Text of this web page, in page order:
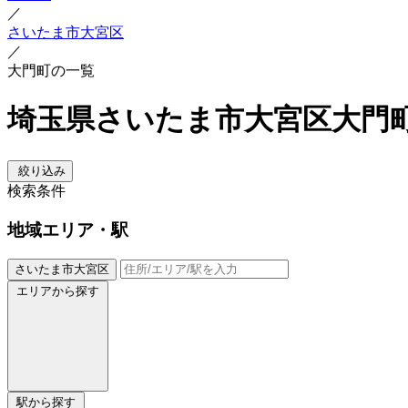
／
さいたま市大宮区
／
大門町の一覧
埼玉県さいたま市大宮区大門
絞り込み
検索条件
地域エリア・駅
さいたま市大宮区
エリアから探す
駅から探す